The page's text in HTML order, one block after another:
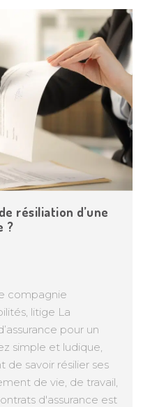
résiliation d’une
?
compagnie
litige La
pour un
simple et ludique,
savoir résilier ses
de vie, de travail,
d'assurance est